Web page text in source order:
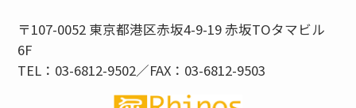
〒107-0052 東京都港区赤坂4-9-19 赤坂TOタマビル
6F
TEL：03-6812-9502／FAX：03-6812-9503